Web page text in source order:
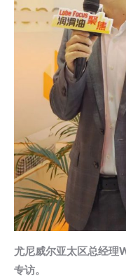
尤尼威尔亚太区总经理
专访。